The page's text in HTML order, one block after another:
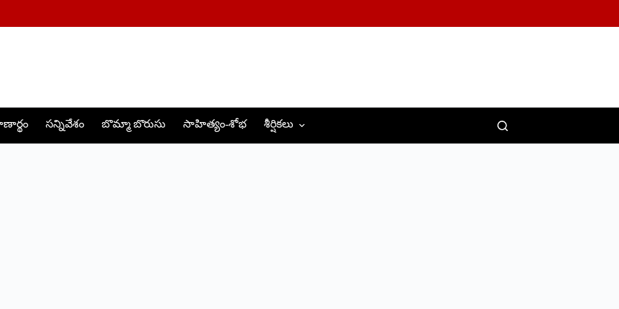
సన్నివేశం బొమ్మా బొరుసు సాహిత్యం-శోభ శీర్షికలు